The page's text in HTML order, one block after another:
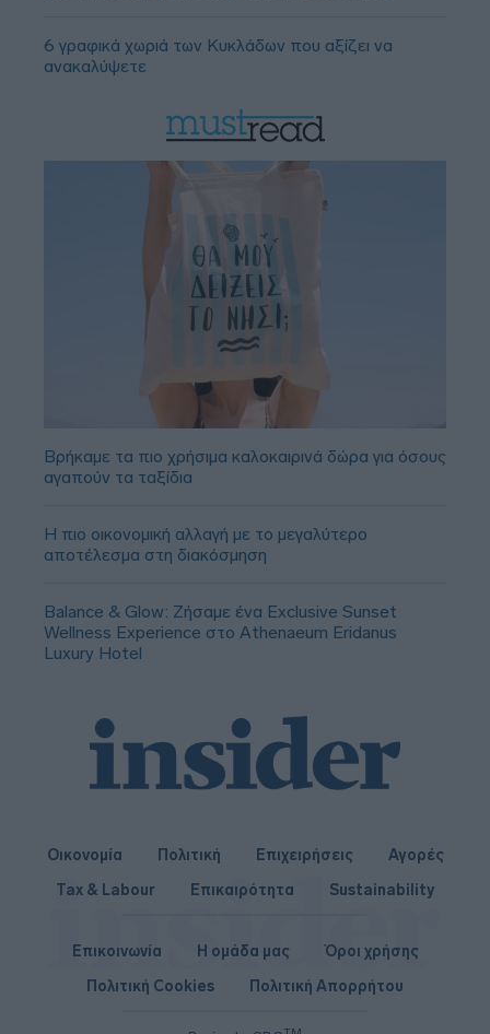
6 γραφικά χωριά των Κυκλάδων που αξίζει να
ανακαλύψετε
Βρήκαμε τα πιο χρήσιμα καλοκαιρινά δώρα για όσους
αγαπούν τα ταξίδια
Η πιο οικονομική αλλαγή με το μεγαλύτερο
αποτέλεσμα στη διακόσμηση
Balance & Glow: Ζήσαμε ένα Exclusive Sunset
Wellness Experience στο Athenaeum Eridanus
Luxury Hotel
Οικονομία Πολιτική Επιχειρήσεις
Αγορές
Tax & Labour
Επικαιρότητα Sustainability
Επικοινωνία Η ομάδα μας
Όροι χρήσης
Πολιτική Cookies
Πολιτική Απορρήτου